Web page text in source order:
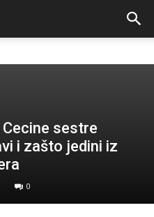
sestre
i zašto jedini iz
0